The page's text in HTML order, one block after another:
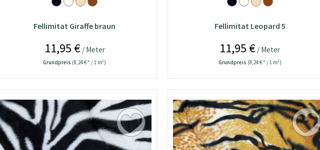
Fellimitat Giraffe braun
11,95 €/ Meter
Grundpreis (8,24 € * / 1 m²)
Fellimitat Leopard 5
11,95 € / Meter
Grundpreis (8,24 € * / 1 m²)